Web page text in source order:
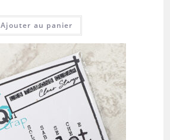
Ajouter au panier